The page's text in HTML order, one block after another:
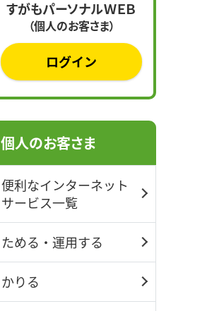
すがもパーソナルＷＥＢ
（個人のお客さま）
ログイン
個人のお客さま
便利なインターネット
サービス一覧
ためる・運用する
かりる